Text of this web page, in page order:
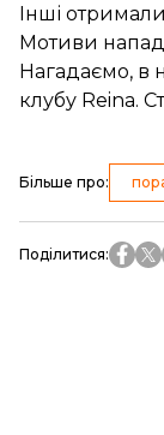
Інші
Мотиви
Нагадаємо, в
клубу Reina.
Більше про:
Поділитися: